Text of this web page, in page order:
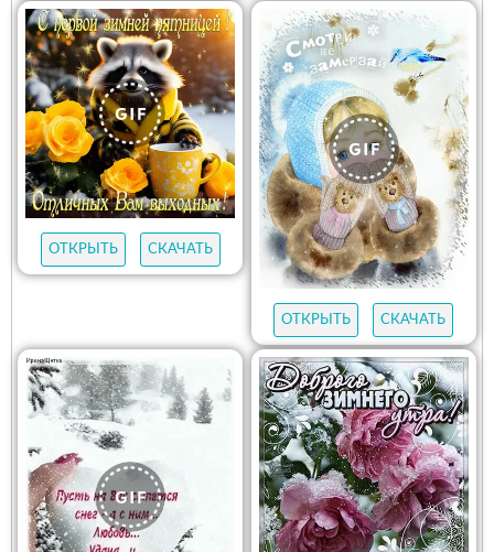
ОТКРЫТЬ СКАЧАТЬ
ОТКРЫТЬ СКАЧАТЬ